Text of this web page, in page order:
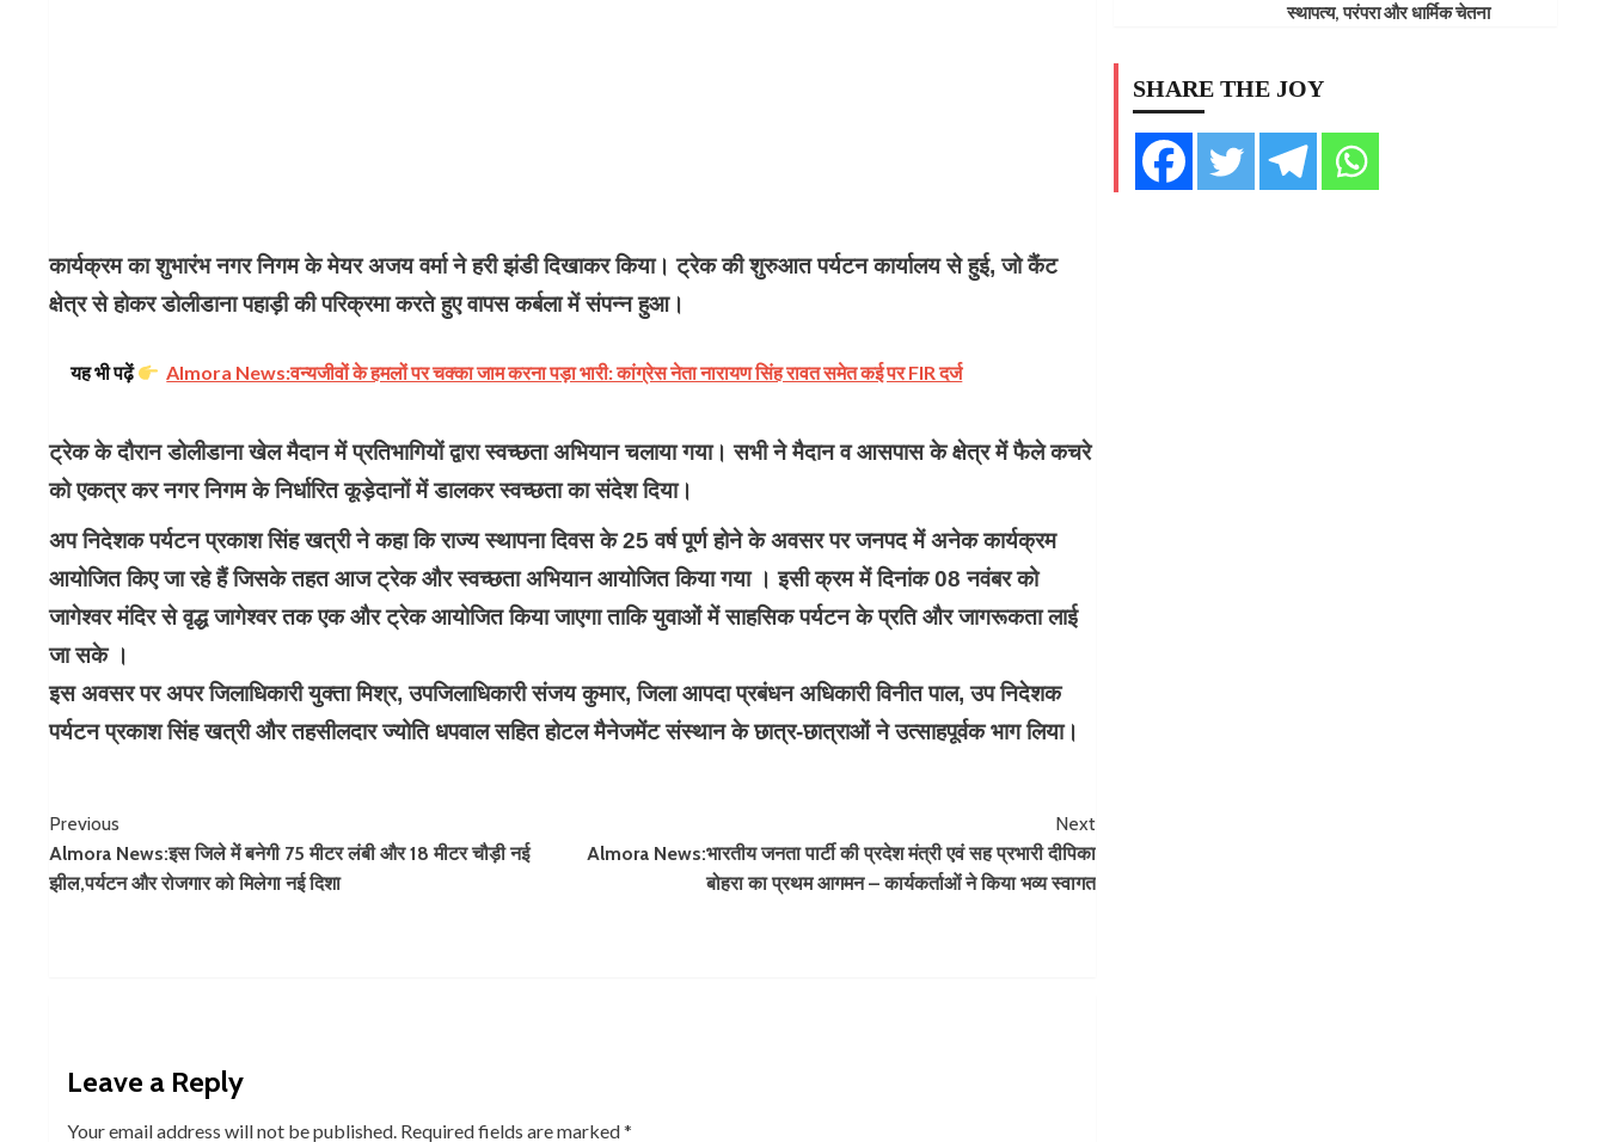
कार्यक्रम का शुभारंभ नगर निगम के मेयर अजय वर्मा ने हरी झंडी दिखाकर किया। ट्रेक की शुरुआत पर्यटन कार्यालय से हुई, जो कैंट
क्षेत्र से होकर डोलीडाना पहाड़ी की परिक्रमा करते हुए वापस कर्बला में संपन्न हुआ।
यह भी पढ़ें Almora News:वन्यजीवों के हमलों पर चक्का जाम करना पड़ा भारी: कांग्रेस नेता नारायण सिंह रावत समेत कई पर FIR दर्ज
ट्रेक के दौरान डोलीडाना खेल मैदान में प्रतिभागियों द्वारा स्वच्छता अभियान चलाया गया। सभी ने मैदान व आसपास के क्षेत्र में फैले कचरे
को एकत्र कर नगर निगम के निर्धारित कूड़ेदानों में डालकर स्वच्छता का संदेश दिया।
अप निदेशक पर्यटन प्रकाश सिंह खत्री ने कहा कि राज्य स्थापना दिवस के 25 वर्ष पूर्ण होने के अवसर पर जनपद में अनेक कार्यक्रम
आयोजित किए जा रहे हैं जिसके तहत आज ट्रेक और स्वच्छता अभियान आयोजित किया गया । इसी क्रम में दिनांक 08 नवंबर को
जागेश्वर मंदिर से वृद्ध जागेश्वर तक एक और ट्रेक आयोजित किया जाएगा ताकि युवाओं में साहसिक पर्यटन के प्रति और जागरूकता लाई
जा सके ।
इस अवसर पर अपर जिलाधिकारी युक्ता मिश्र, उपजिलाधिकारी संजय कुमार, जिला आपदा प्रबंधन अधिकारी विनीत पाल, उप निदेशक
पर्यटन प्रकाश सिंह खत्री और तहसीलदार ज्योति धपवाल सहित होटल मैनेजमेंट संस्थान के छात्र-छात्राओं ने उत्साहपूर्वक भाग लिया।
Continue
Reading
Previous
Almora News:इस जिले में बनेगी 75 मीटर लंबी और 18 मीटर चौड़ी नई
झील,पर्यटन और रोजगार को मिलेगा नई दिशा
Next
Almora News:भारतीय जनता पार्टी की प्रदेश मंत्री एवं सह प्रभारी दीपिका
बोहरा का प्रथम आगमन – कार्यकर्ताओं ने किया भव्य स्वागत
Leave a Reply
Your email address will not be published. Required fields are marked*
स्थापत्य, परंपरा और धार्मिक चेतना
SHARE THE JOY